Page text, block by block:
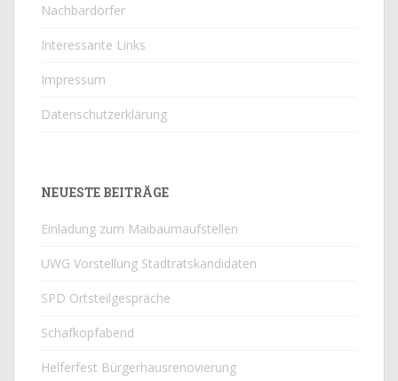
Nachbardörfer
Interessante Links
Impressum
Datenschutzerklärung
NEUESTE BEITRÄGE
Einladung zum Maibaumaufstellen
UWG Vorstellung Stadtratskandidaten
SPD Ortsteilgespräche
Schafkopfabend
Helferfest Bürgerhausrenovierung